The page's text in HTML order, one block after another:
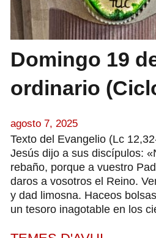
Domingo 19
ordinario
agosto 7, 2025
Texto del Evangelio (Lc
Jesús dijo a sus discípulos:
rebaño, porque a vuestro
daros a vosotros el Reino.
y dad limosna. Haceos
un tesoro inagotable en los